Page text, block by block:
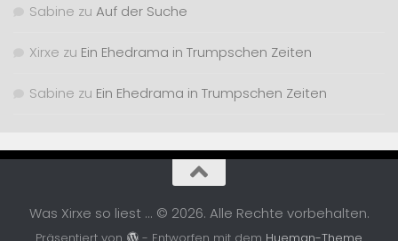
Sabine zu Auf der Suche
Xirxe zu Ein Ehedrama in Trumpschen Zeiten
Sabine zu Ein Ehedrama in Trumpschen Zeiten
Was Xirxe so liest ... © 2026. Alle Rechte vorbehalten.